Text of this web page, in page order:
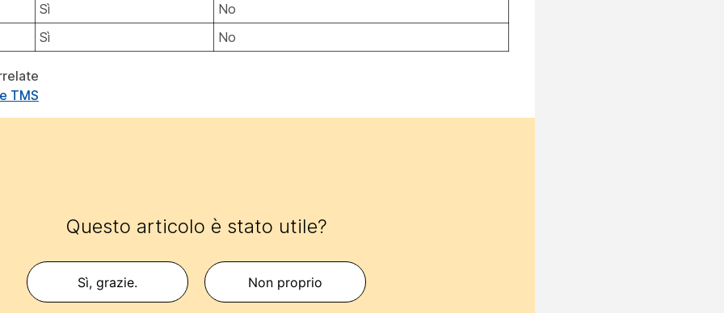
Sì
No
Sì
No
TMS
Questo articolo è stato utile?
Sì, grazie. Non proprio